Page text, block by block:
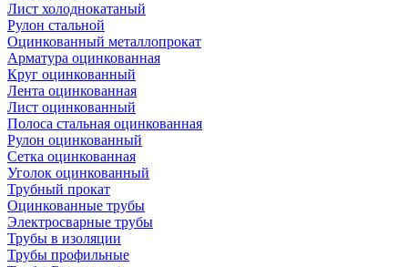
Лист холоднокатаный
Рулон стальной
Оцинкованный металлопрокат
Арматура оцинкованная
Круг оцинкованный
Лента оцинкованная
Лист оцинкованный
Полоса стальная оцинкованная
Рулон оцинкованный
Сетка оцинкованная
Уголок оцинкованный
Трубный прокат
Оцинкованные трубы
Электросварные трубы
Трубы в изоляции
Трубы профильные